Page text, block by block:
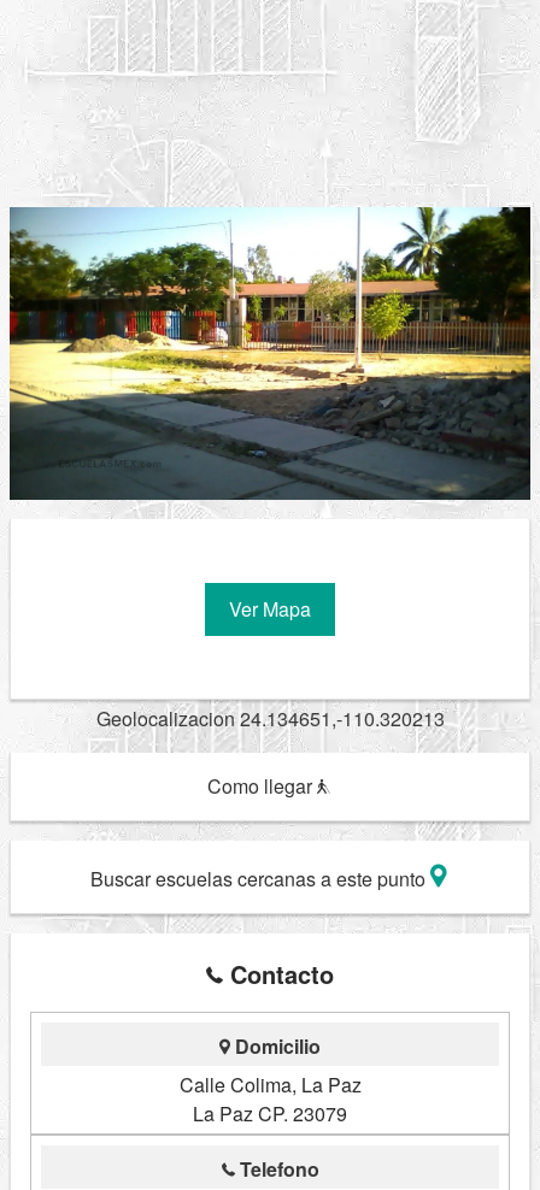
Ver Mapa
Geolocalizacion 24.134651,-110.320213
Como llegar
Buscar escuelas cercanas a este punto
Contacto
Domicilio
Calle Colima, La Paz
La Paz CP. 23079
Telefono